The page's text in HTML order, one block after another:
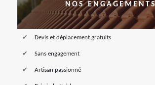
NOS ENGAGEMENTS
Devis et déplacement gratuits
Sans engagement
Artisan passionné